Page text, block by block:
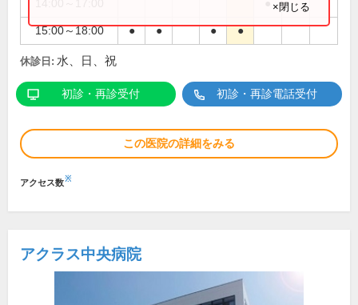
15:00～18:00 ● ● ● ●
×閉じる
休診日: 水、日、祝
初診・再診受付 初診・再診電話受付
この医院の詳細をみる
アクセス数※
アクラス中央病院